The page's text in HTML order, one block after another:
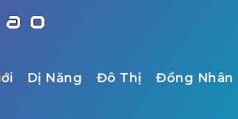
Dị Năng Đô Thị Đồng Nhân